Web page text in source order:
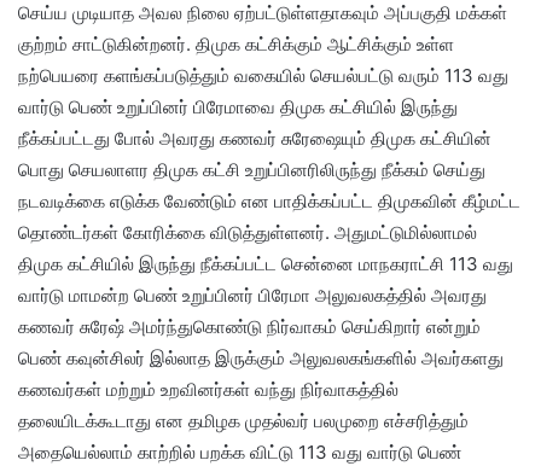
செய்ய முடியாத அவல நிலை ஏற்பட்டுள்ளதாகவும் அப்பகுதி மக்கள்
குற்றம் சாட்டுகின்றனர். திமுக கட்சிக்கும் ஆட்சிக்கும் உள்ள
நற்பெயரை களங்கப்படுத்தும் வகையில் செயல்பட்டு வரும் 113 வது
வார்டு பெண் உறுப்பினர் பிரேமாவை திமுக கட்சியில் இருந்து
நீக்கப்பட்டது போல் அவரது கணவர் சுரேஷையும் திமுக கட்சியின்
பொது செயலாளர திமுக கட்சி உறுப்பினரிலிருந்து நீக்கம் செய்து
நடவடிக்கை எடுக்க வேண்டும் என பாதிக்கப்பட்ட திமுகவின் கீழ்மட்ட
தொண்டர்கள் கோரிக்கை விடுத்துள்ளனர். அதுமட்டுமில்லாமல்
திமுக கட்சியில் இருந்து நீக்கப்பட்ட சென்னை மாநகராட்சி 113 வது
வார்டு மாமன்ற பெண் உறுப்பினர் பிரேமா அலுவலகத்தில் அவரது
கணவர் சுரேஷ் அமர்ந்துகொண்டு நிர்வாகம் செய்கிறார் என்றும்
பெண் கவுன்சிலர் இல்லாத இருக்கும் அலுவலகங்களில் அவர்களது
கணவர்கள் மற்றும் உறவினர்கள் வந்து நிர்வாகத்தில்
தலையிடக்கூடாது என தமிழக முதல்வர் பலமுறை எச்சரித்தும்
அதையெல்லாம் காற்றில் பறக்க விட்டு 113 வது வார்டு பெண்